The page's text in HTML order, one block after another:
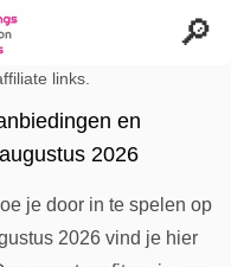
links.
en
2026
je door in te spelen op
2026 vind je hier